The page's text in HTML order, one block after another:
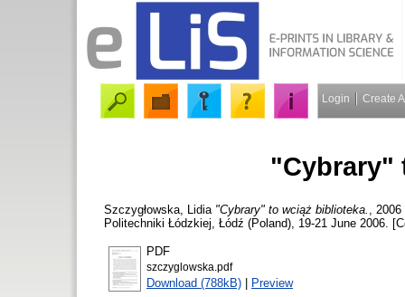
Login Create
"Cybrary"
Szczygłowska, Lidia "Cybrary" to wciąż biblioteka.
,
Politechniki Łódzkiej, Łódź (Poland), 19-21 June 2006.
PDF
szczyglowska.pdf
Download (788kB) | Preview